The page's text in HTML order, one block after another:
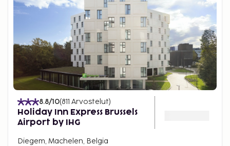
8.8/10(811 Arvostelut)
Holiday Inn Express Brussels
Airport by IHG
Diegem, Machelen, Belgia